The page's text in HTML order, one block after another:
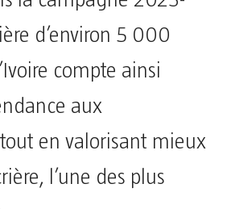
d’environ 5 000
compte ainsi
aux
en valorisant mieux
l’une des plus